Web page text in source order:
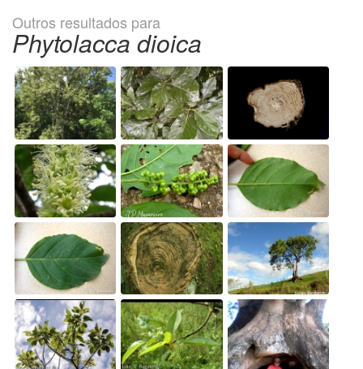
Outros resultados para
Phytolacca dioica